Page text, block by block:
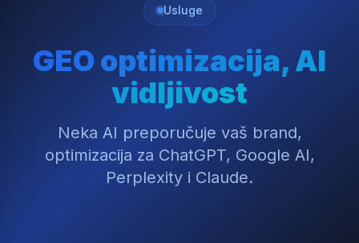
Usluge
GEO optimizacija, AI
vidljivost
Neka AI preporučuje vaš brand,
optimizacija za ChatGPT, Google AI,
Perplexity i Claude.